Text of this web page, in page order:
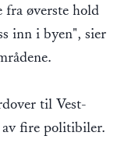
fra øverste hold
inn i byen", sier
til Vest-
av fire politibiler.